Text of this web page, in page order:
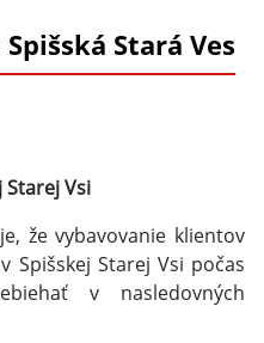
Stará Ves
Starej Vsi
že vybavovanie klientov
Spišskej Starej Vsi počas
v nasledovných